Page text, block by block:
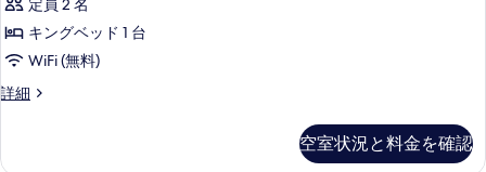
の
写
真
を
を
表
示
す
ド
2
台
シ
ル
ベ
ッ
ド
2
ビ
ス
ル
ー
ム
ン
キングベッド 1 台
WiFi (無料)
詳細
デ
空室状況と料金を確認